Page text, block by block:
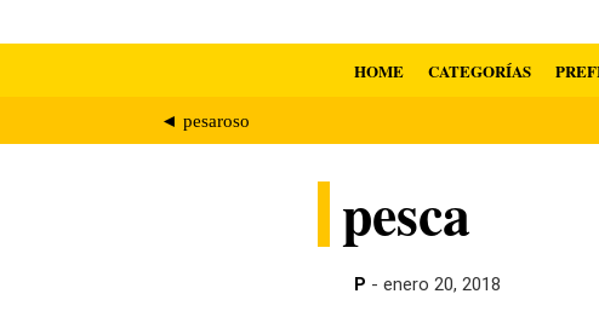
HOME CATEGORÍAS
◄ pesaroso
pesca
P - enero 20, 2018